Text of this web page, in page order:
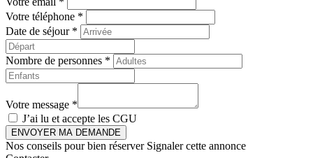
Votre téléphone *
Date de séjour *
Nombre de personnes *
Votre message *
J’ai lu et accepte les CGU
ENVOYER MA DEMANDE
Nos conseils pour bien réserver Signaler cette annonce